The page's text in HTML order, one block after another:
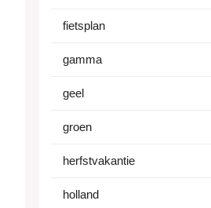
fietsplan
gamma
geel
groen
herfstvakantie
holland